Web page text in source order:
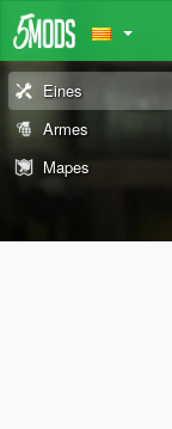
Eines
Armes
Mapes